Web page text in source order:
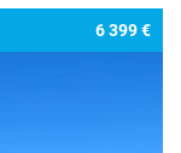
6 399 €